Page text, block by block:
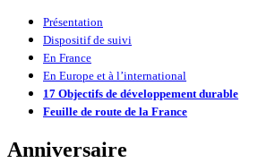
Présentation
Dispositif de suivi
En France
En Europe et à l’international
17 Objectifs de développement durable
Feuille de route de la France
Anniversaire